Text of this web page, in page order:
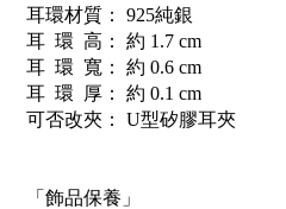
耳環材質： 925純銀
耳 環 高： 約 1.7 cm
耳 環 寬： 約 0.6 cm
耳 環 厚： 約 0.1 cm
可否改夾： U型矽膠耳夾
「飾品保養」